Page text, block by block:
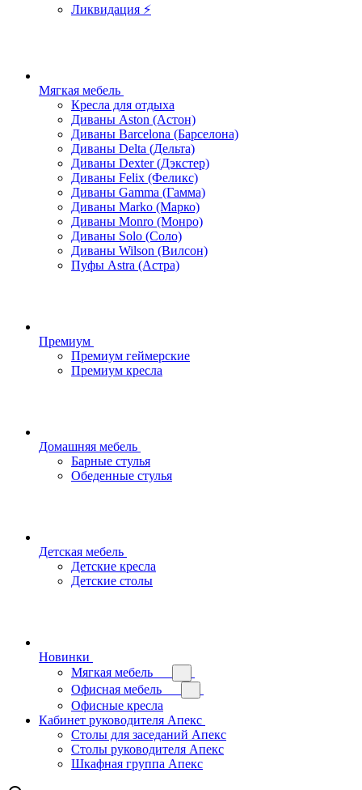
Ликвидация ⚡
Мягкая мебель
Кресла для отдыха
Диваны Aston (Астон)
Диваны Barcelona (Барселона)
Диваны Delta (Дельта)
Диваны Dexter (Дэкстер)
Диваны Felix (Феликс)
Диваны Gamma (Гамма)
Диваны Marko (Марко)
Диваны Monro (Монро)
Диваны Solo (Соло)
Диваны Wilson (Вилсон)
Пуфы Astra (Астра)
Премиум
Премиум геймерские
Премиум кресла
Домашняя мебель
Барные стулья
Обеденные стулья
Детская мебель
Детские кресла
Детские столы
Новинки
Мягкая мебель
Офисная мебель
Офисные кресла
Кабинет руководителя Апекс
Столы для заседаний Апекс
Столы руководителя Апекс
Шкафная группа Апекс